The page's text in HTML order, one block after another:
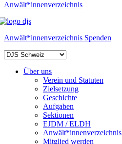
Anwält*innenverzeichnis
Anwält*innenverzeichnis Spenden
Über uns
Verein und Statuten
Zielsetzung
Geschichte
Aufgaben
Sektionen
EJDM / ELDH
Anwält*innenverzeichnis
Mitglied werden